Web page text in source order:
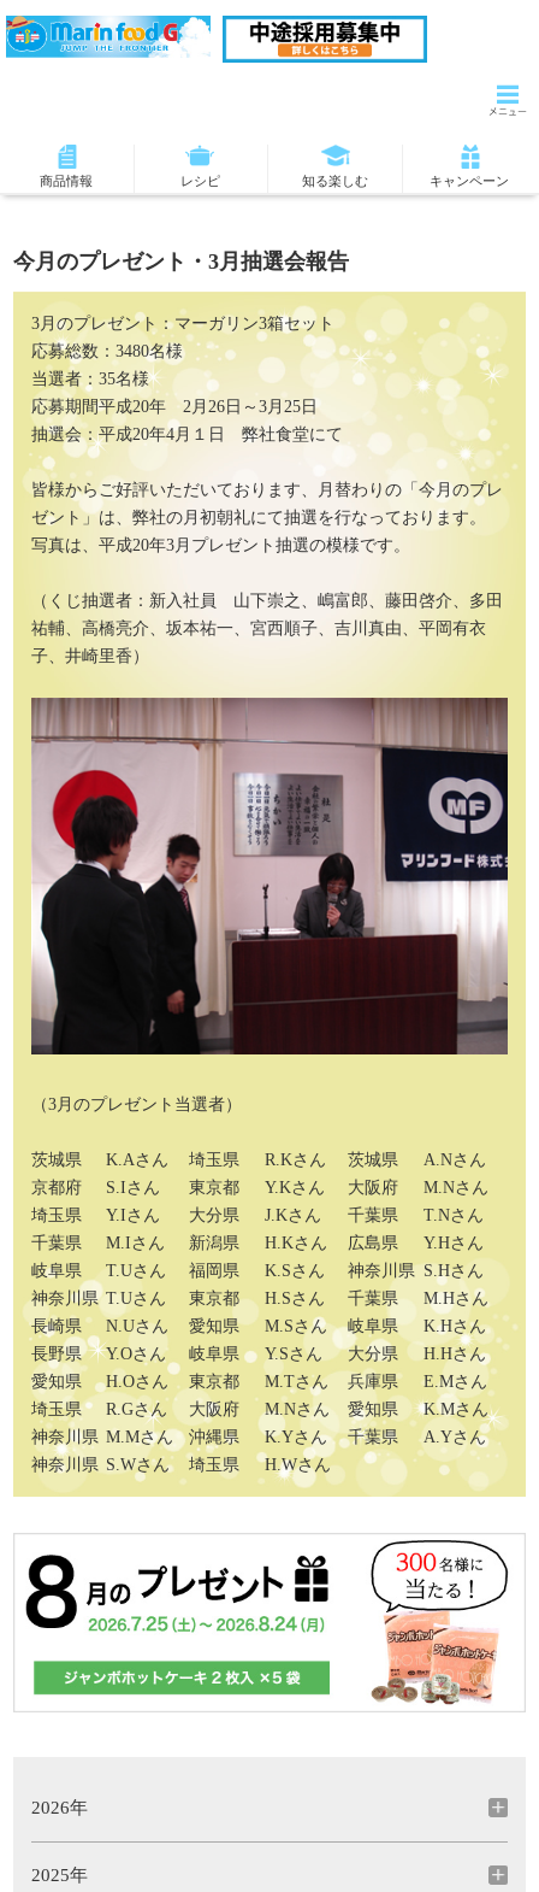
商品情報 レシピ 知る楽しむ キャンペーン
今月のプレゼント・3月抽選会報告
3月のプレゼント：マーガリン3箱セット
応募総数：3480名様
当選者：35名様
応募期間平成20年 2月26日～3月25日
抽選会：平成20年4月１日 弊社食堂にて
皆様からご好評いただいております、月替わりの「今月のプレ
ゼント」は、弊社の月初朝礼にて抽選を行なっております。
写真は、平成20年3月プレゼント抽選の模様です。
（くじ抽選者：新入社員 山下崇之、嶋富郎、藤田啓介、多田
祐輔、高橋亮介、坂本祐一、宮西順子、吉川真由、平岡有衣
子、井崎里香）
（3月のプレゼント当選者）
茨城県 K.Aさん 埼玉県 R.Kさん 茨城県
A.Nさん
京都府
S.Iさん 東京都 Y.Kさん 大阪府
M.Nさん
埼玉県
Y.Iさん 大分県 J.Kさん 千葉県
T.Nさん
千葉県
M.Iさん 新潟県 H.Kさん 広島県
Y.Hさん
岐阜県
T.Uさん 福岡県 K.Sさん 神奈川県 S.Hさん
神奈川県 T.Uさん 東京都 H.Sさん 千葉県
M.Hさん
長崎県
N.Uさん 愛知県 M.Sさん 岐阜県
K.Hさん
長野県
Y.Oさん 岐阜県 Y.Sさん 大分県
H.Hさん
愛知県
H.Oさん 東京都 M.Tさん 兵庫県
E.Mさん
埼玉県
R.Gさん 大阪府 M.Nさん 愛知県
K.Mさん
神奈川県 M.Mさん 沖縄県 K.Yさん 千葉県
A.Yさん
神奈川県 S.Wさん 埼玉県 H.Wさん
2026年
2025年